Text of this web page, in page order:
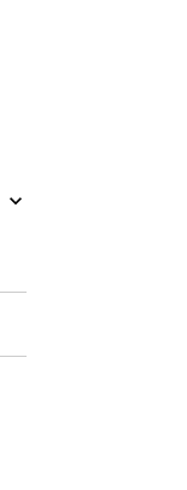
keyboard_arrow_down